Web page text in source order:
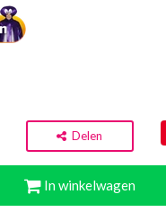
Delen
In winkelwagen